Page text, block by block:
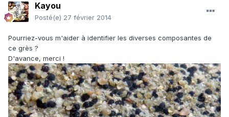
Kayou
Posté(e) 27 février 2014
Pourriez-vous m'aider à identifier les diverses composantes de
ce grès ?
D'avance, merci !